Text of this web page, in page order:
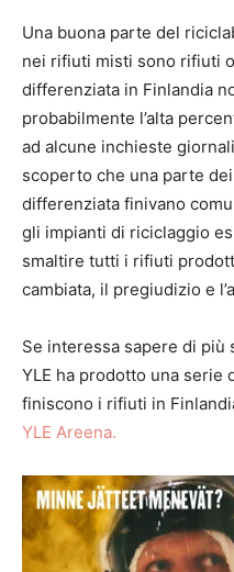
Una buona parte del
nei rifiuti misti sono rifiuti
differenziata in Finlandia
probabilmente l’alta
ad alcune inchieste
scoperto che una parte
differenziata finivano
gli impianti di riciclaggio
smaltire tutti i rifiuti
cambiata, il pregiudizio e
Se interessa sapere di più
YLE ha prodotto una serie
finiscono i rifiuti in
YLE Areena.
Videosoitin